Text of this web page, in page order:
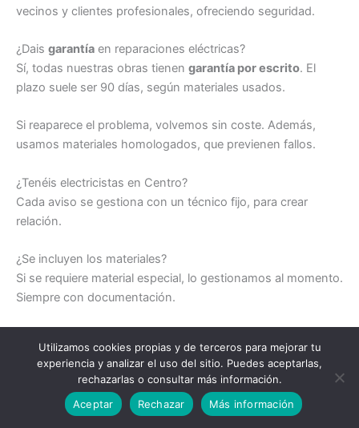
vecinos y clientes profesionales, ofreciendo seguridad.
¿Dais garantía en reparaciones eléctricas?
Sí, todas nuestras obras tienen garantía por escrito. El
plazo suele ser 90 días, según materiales usados.
Si reaparece el problema, volvemos sin coste. Además,
usamos materiales homologados, que previenen fallos.
¿Tenéis electricistas en Centro?
Cada aviso se gestiona con un técnico fijo, para crear
relación.
¿Se incluyen los materiales?
Si se requiere material especial, lo gestionamos al momento.
Siempre con documentación.
compatibilidad.
¿Pueden enviarme un electricista sin cita previa?
Sí, priorizamos incidencias críticas. Nos organizamos para
Utilizamos cookies propias y de terceros para mejorar tu
experiencia y analizar el uso del sitio. Puedes aceptarlas,
rechazarlas o consultar más información.
Aceptar
Rechazar Más información
Llamar a un electricista